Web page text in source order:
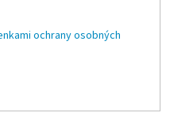
ochrany osobných